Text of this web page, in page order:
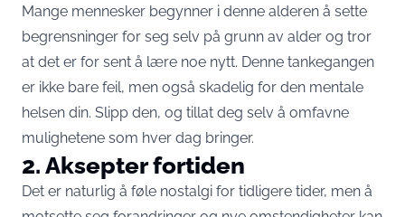
Mange mennesker begynner i denne alderen å sette
begrensninger for seg selv på grunn av alder og tror
at det er for sent å lære noe nytt. Denne tankegangen
er ikke bare feil, men også skadelig for den mentale
helsen din. Slipp den, og tillat deg selv å omfavne
mulighetene som hver dag bringer.
2. Aksepter fortiden
Det er naturlig å føle nostalgi for tidligere tider, men å